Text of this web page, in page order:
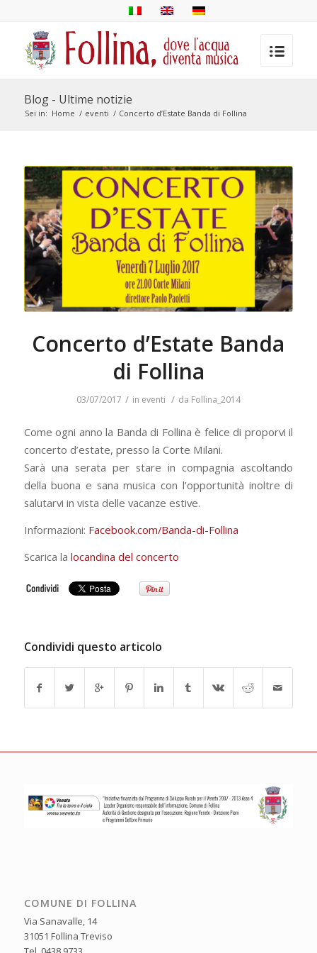
Blog - Ultime notizie
Sei in: Home / eventi / Concerto d’Estate Banda di Follina
Concerto d’Estate Banda
di Follina
03/07/2017 / in eventi / da Follina_2014
Come ogni anno la Banda di Follina è felice di proporvi il
concerto d’estate, presso la Corte Milani.
Sarà una serata per stare in compagnia ascoltando
della buona e sana musica con l’opportunità inoltre di
salutarvi in vista delle vacanze estive.
Informazioni: Facebook.com/Banda-di-Follina
Scarica la locandina del concerto
Condividi questo articolo
COMUNE DI FOLLINA
Via Sanavalle, 14
31051 Follina Treviso